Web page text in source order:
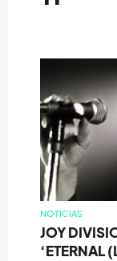
NOTICIAS
JOY
‘ETERNAL